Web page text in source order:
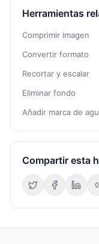
Herramientas
Comprimir imagen
Convertir formato
Recortar y escalar
Eliminar fondo
Añadir marca de
Compartir esta